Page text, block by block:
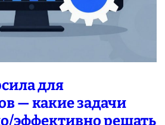
для
— какие задачи
эффективно решать